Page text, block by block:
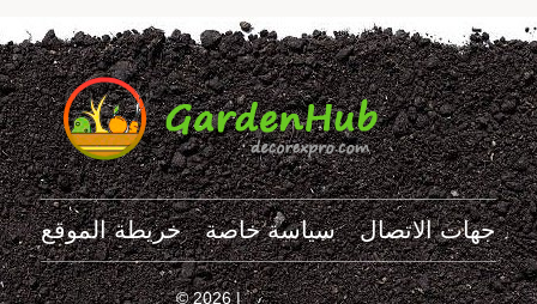
خريطة الموقع سياسة خاصة جهات الاتصال
© 2026 |